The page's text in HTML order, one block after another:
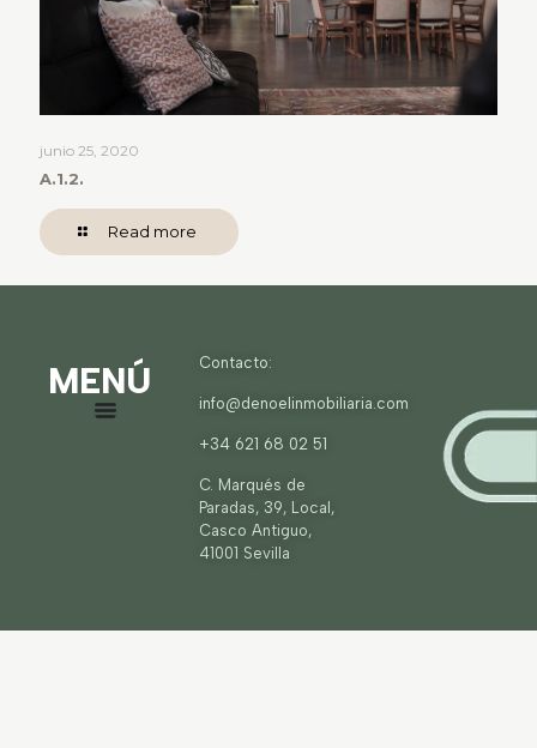
junio 25, 2020
A.1.2.
Read more
MENÚ Contacto:
info@denoelinmobiliaria.com
+34 621 68 02 51
C. Marqués de
Paradas, 39, Local,
Casco Antiguo,
41001 Sevilla